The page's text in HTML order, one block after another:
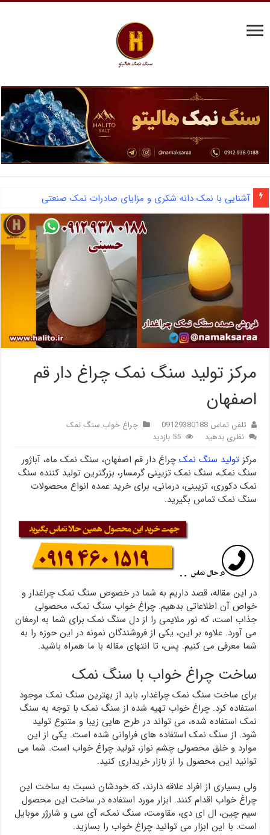
مرکز فروش نمک سختی گیر دیگ بخار و احیای رزین
مرکز تولید سنگ نمک چراغ دار قم
اصفهان
تلفن تماس 09129380188
چراغ خواب سنگ نمک
نظری بدهید
55 بازدید
مرکزتولید سنگ نمکچراغ دار قم اصفهان، سنگ نمک ماه، آباژور
سنگ نمک، سنگ نمک تزیینی گرمسار، بزرگترین تولید کننده سنگ
نمک دکوری، تزیینی، درمانی، برای خرید عمده انواع محصولات
سنگ نمک تماس بگیرید.
در این مقاله، قصد داریم به شما در خصوص سنگ نمک چراغدار و
خواص آن اطلاعاتی بدهیم. چراغ خواب سنگ نمک، محصولی
جذاب است، که نور ملایمی را از دل سنگ نمک برای شما به ارمغان
می آورد. علاوه بر این، یکی از فروشندگان نمونه در این حوزه را به
شما معرفی می کنیم. پس، تا انتهای مقاله با ما همراه باشید.
ساخت چراغ خواب با سنگ نمک
برای ساخت سنگ نمک چراغدار، باید از بهترین سنگ نمک موجود
استفاده کرد. چراغ خواب تهیه شده از سنگ نمک با توجه به سنگ
نمک استفاده شده، می تواند در طرح هایی زیبا و متنوع تولید
شود. از سنگ نمک استفاده های فراوانی شده است. یکی از این
موارد و خلق محصولی چشم نواز، تولید چراغ خواب است. شما می
توانید این محصول را از بازار خریداری کنید.
ولی بسیاری از افراد علاقه دارند، که خودشان نسبت به ساخت این
چراغ خواب اقدام کنند. ابزار مورد استفاده در ساخت این محصول
سیم چین، ال ای دی، مقاومت، سنگ نمک، آی سی و شارژر موبایل
است. با این ابزار می توانید چراغ خواب را بسازید.